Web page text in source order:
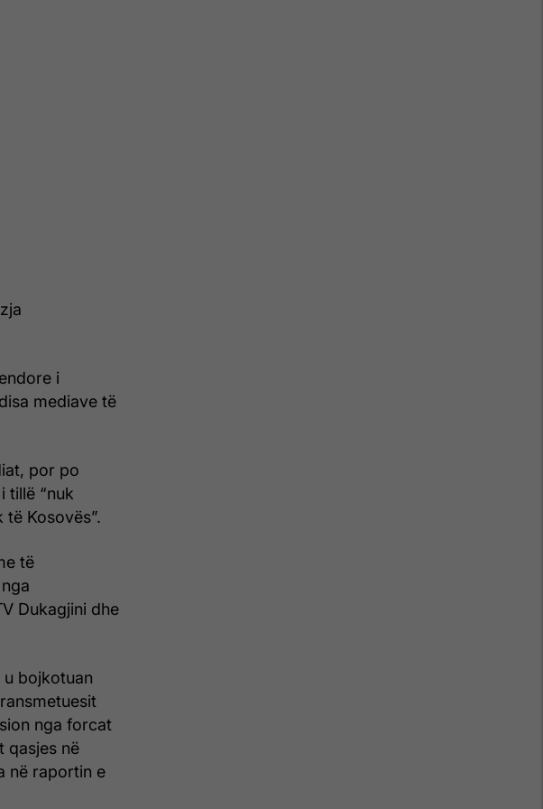
i
mediave të
por po
tillë “nuk
Kosovës”.
të
Dukagjini dhe
u bojkotuan
nga forcat
qasjes në
në raportin e